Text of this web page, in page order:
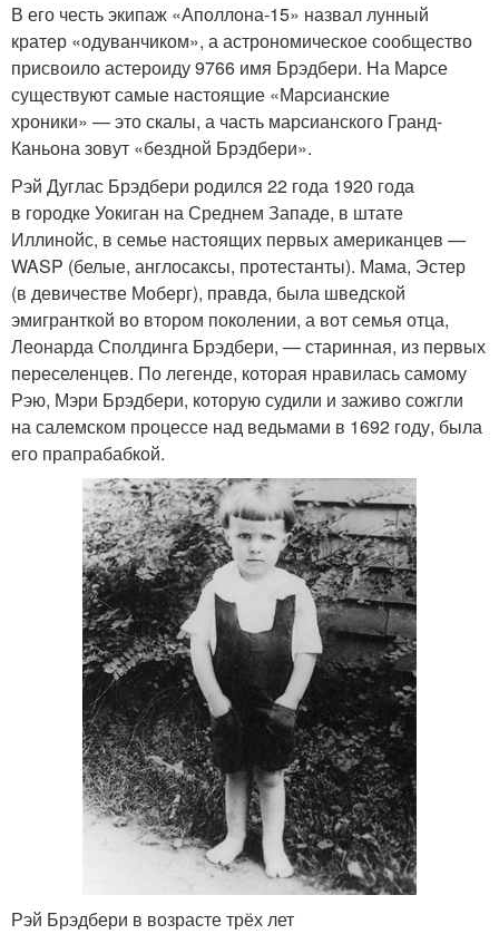
В его честь экипаж «Аполлона-15» назвал лунный
кратер «одуванчиком», а астрономическое сообщество
присвоило астероиду 9766 имя Брэдбери. На Марсе
существуют самые настоящие «Марсианские
хроники» — это скалы, а часть марсианского Гранд-
Каньона зовут «бездной Брэдбери».
Рэй Дуглас Брэдбери родился 22 года 1920 года
в городке Уокиган на Среднем Западе, в штате
Иллинойс, в семье настоящих первых американцев —
WASP (белые, англосаксы, протестанты). Мама, Эстер
(в девичестве Моберг), правда, была шведской
эмигранткой во втором поколении, а вот семья отца,
Леонарда Сполдинга Брэдбери, — старинная, из первых
переселенцев. По легенде, которая нравилась самому
Рэю, Мэри Брэдбери, которую судили и заживо сожгли
на салемском процессе над ведьмами в 1692 году, была
его прапрабабкой.
Рэй Брэдбери в возрасте трёх лет